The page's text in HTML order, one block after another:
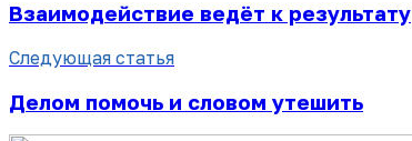
Взаимодействие ведёт к результату
Следующая статья
Делом помочь и словом утешить